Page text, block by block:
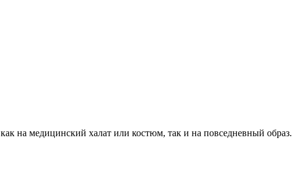
на медицинский халат или костюм, так и на повседневный образ.